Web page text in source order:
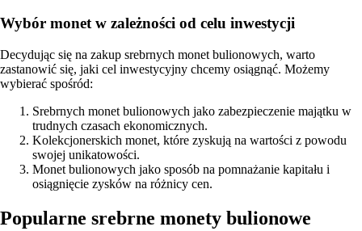
Wybór monet w zależności od celu inwestycji
Decydując się na zakup srebrnych monet bulionowych, warto
zastanowić się, jaki cel inwestycyjny chcemy osiągnąć. Możemy
wybierać spośród:
Srebrnych monet bulionowych jako zabezpieczenie majątku w
trudnych czasach ekonomicznych.
Kolekcjonerskich monet, które zyskują na wartości z powodu
swojej unikatowości.
Monet bulionowych jako sposób na pomnażanie kapitału i
osiągnięcie zysków na różnicy cen.
Popularne srebrne monety bulionowe